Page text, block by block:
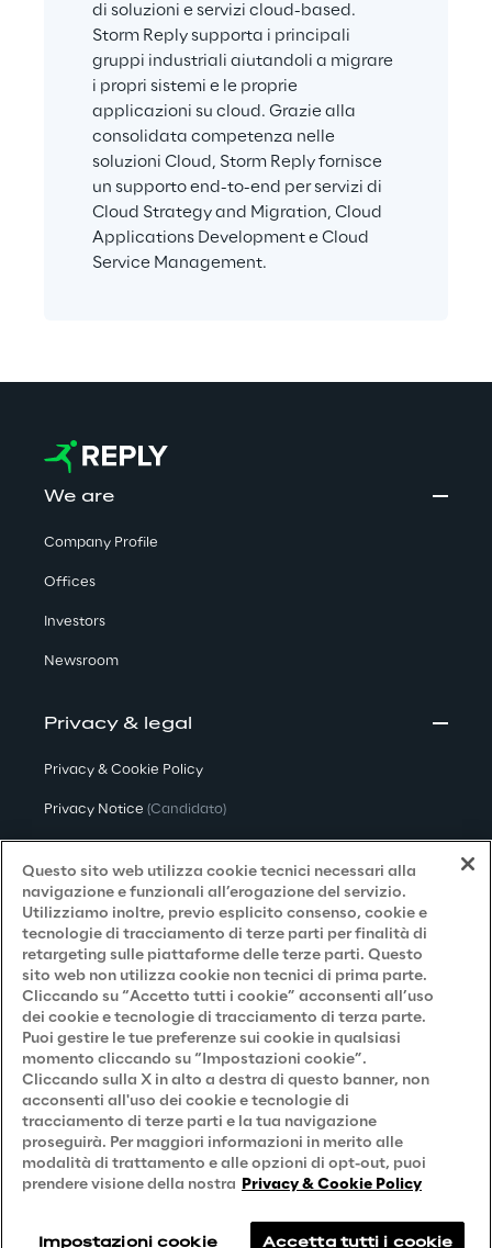
di soluzioni e servizi cloud-based.
Storm Reply supporta i principali
gruppi industriali aiutandoli a migrare
i propri sistemi e le proprie
applicazioni su cloud. Grazie alla
consolidata competenza nelle
soluzioni Cloud, Storm Reply fornisce
un supporto end-to-end per servizi di
Cloud Strategy and Migration, Cloud
Applications Development e Cloud
Service Management.
We are
Company Profile
Offices
Investors
Newsroom
Privacy & legal
Privacy & Cookie Policy
Privacy Notice (Candidato)
Privacy Notice(Fornitore)
Privacy Notice (Marketing)
Accessibilità
Careers
Contacts
Questo sito web utilizza cookie tecnici necessari alla
navigazione e funzionali all’erogazione del servizio.
Utilizziamo inoltre, previo esplicito consenso, cookie e
tecnologie di tracciamento di terze parti per finalità di
retargeting sulle piattaforme delle terze parti. Questo
sito web non utilizza cookie non tecnici di prima parte.
Cliccando su “Accetto tutti i cookie” acconsenti all’uso
dei cookie e tecnologie di tracciamento di terza parte.
Puoi gestire le tue preferenze sui cookie in qualsiasi
momento cliccando su “Impostazioni cookie”.
Cliccando sulla X in alto a destra di questo banner, non
acconsenti all'uso dei cookie e tecnologie di
tracciamento di terze parti e la tua navigazione
proseguirà. Per maggiori informazioni in merito alle
modalità di trattamento e alle opzioni di opt-out, puoi
prendere visione della nostra Privacy & Cookie Policy
Impostazioni cookie Accetta tutti i cookie